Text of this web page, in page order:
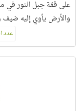
على قمّة جبل النور في
والأرض يأوي إليه
عدد